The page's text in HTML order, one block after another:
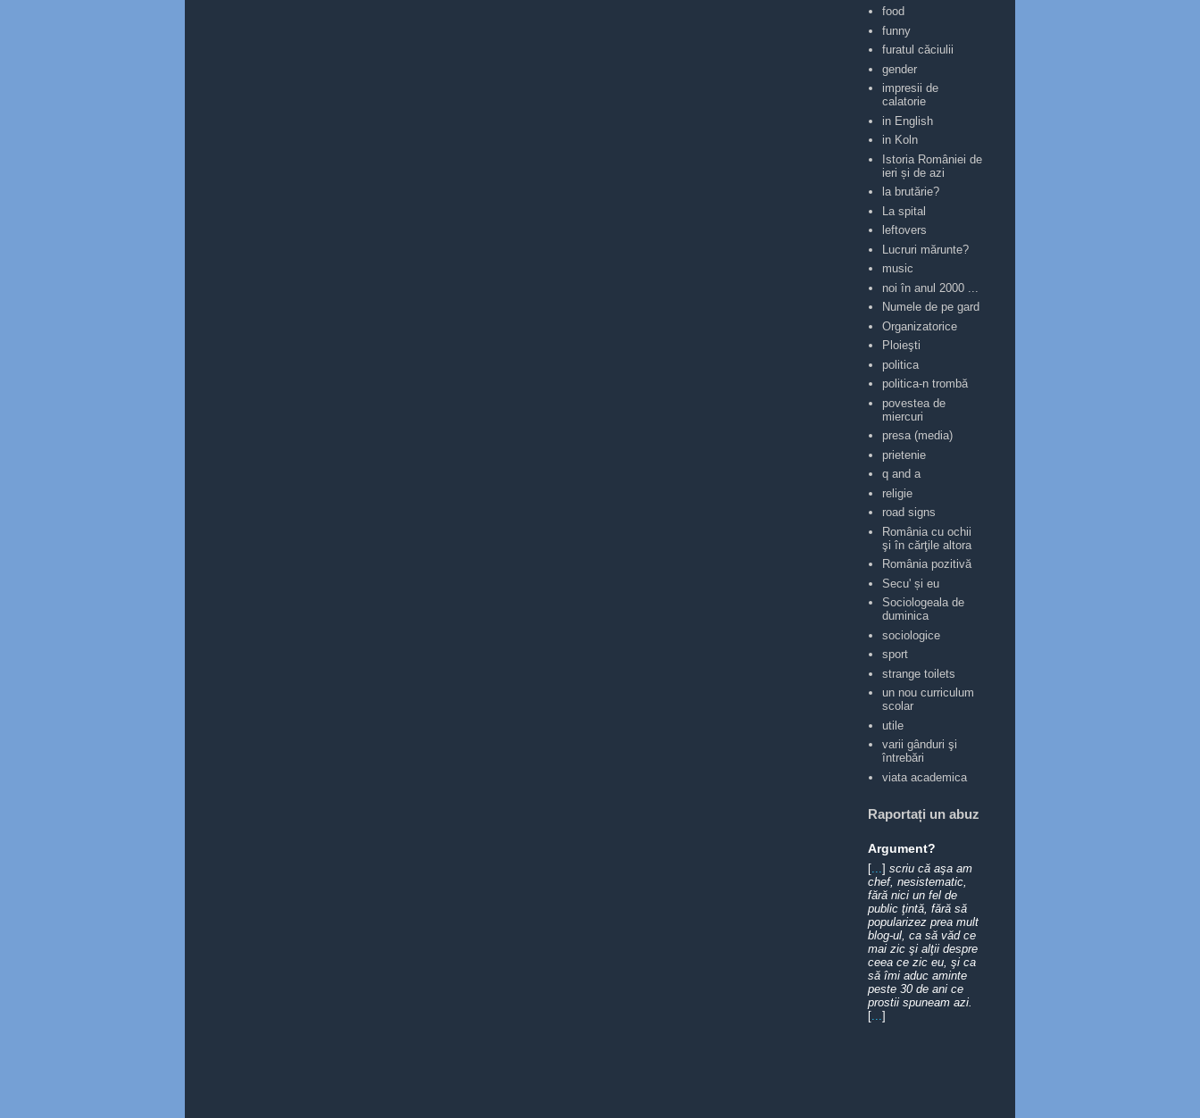
food
funny
furatul căciulii
gender
impresii de
calatorie
in English
in Koln
Istoria României de
ieri și de azi
la brutărie?
La spital
leftovers
Lucruri mărunte?
music
noi în anul 2000 ...
Numele de pe gard
Organizatorice
Ploieşti
politica
politica-n trombă
povestea de
miercuri
presa (media)
prietenie
q and a
religie
road signs
România cu ochii
şi în cărţile altora
România pozitivă
Secu' și eu
Sociologeala de
duminica
sociologice
sport
strange toilets
un nou curriculum
scolar
utile
varii gânduri şi
întrebări
viata academica
Raportați un abuz
Argument?
[ ] scriu că aşa am
chef, nesistematic,
fără nici un fel de
public ţintă, fără să
popularizez prea mult
blog-ul, ca să văd ce
mai zic şi alţii despre
ceea ce zic eu, şi ca
să îmi aduc aminte
peste 30 de ani ce
prostii spuneam azi.
[
]